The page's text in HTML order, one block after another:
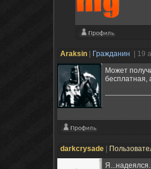
Araksin Гражданин
| 19
Может
бесплатная,
darkcrysade